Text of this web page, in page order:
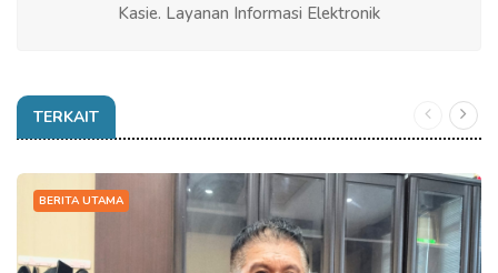
Kasie. Layanan Informasi Elektronik
TERKAIT
BERITA UTAMA